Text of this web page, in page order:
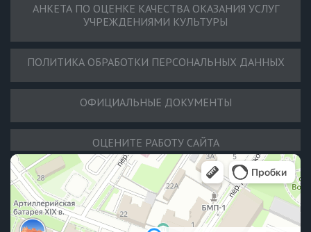
АНКЕТА ПО ОЦЕНКЕ КАЧЕСТВА ОКАЗАНИЯ УСЛУГ
УЧРЕЖДЕНИЯМИ КУЛЬТУРЫ
ПОЛИТИКА ОБРАБОТКИ ПЕРСОНАЛЬНЫХ ДАННЫХ
ОФИЦИАЛЬНЫЕ ДОКУМЕНТЫ
ОЦЕНИТЕ РАБОТУ САЙТА